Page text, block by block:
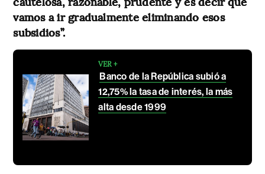
vamos a ir gradualmente eliminando esos
subsidios”.
VER +
Banco de la República subió a
12,75% la tasa de interés, la más
alta desde 1999